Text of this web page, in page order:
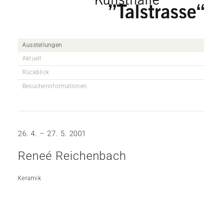
Ausstellungen
Aktuell
Rückblick
Besucherinformationen
26. 4. – 27. 5. 2001
Reneé Reichenbach
Keramik